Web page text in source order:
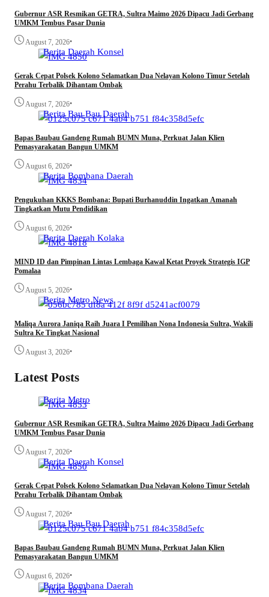
Gubernur ASR Resmikan GETRA, Sultra Maimo 2026 Dipacu Jadi Gerbang
UMKM Tembus Pasar Dunia
August 7, 2026•
Berita Daerah Konsel
Gerak Cepat Polsek Kolono Selamatkan Dua Nelayan Kolono Timur Setelah
Perahu Terbalik Dihantam Ombak
August 7, 2026•
BeritaBau BauDaerah
Bapas Baubau Gandeng Rumah BUMN Muna, Perkuat Jalan Klien
Pemasyarakatan Bangun UMKM
August 6, 2026•
Berita Bombana Daerah
Pengukuhan KKKS Bombana: Bupati Burhanuddin Ingatkan Amanah
Tingkatkan Mutu Pendidikan
August 6, 2026•
Berita Daerah Kolaka
MIND ID dan Pimpinan Lintas Lembaga Kawal Ketat Proyek Strategis IGP
Pomalaa
August 5, 2026•
Berita MetroNews
Maliqa Aurora Janiqa Raih Juara I Pemilihan Nona Indonesia Sultra, Wakili
Sultra Ke Tingkat Nasional
August 3, 2026•
Latest Posts
Berita Metro
Gubernur ASR Resmikan GETRA, Sultra Maimo 2026 Dipacu Jadi Gerbang
UMKM Tembus Pasar Dunia
August 7, 2026•
Berita Daerah Konsel
Gerak Cepat Polsek Kolono Selamatkan Dua Nelayan Kolono Timur Setelah
Perahu Terbalik Dihantam Ombak
August 7, 2026•
BeritaBau BauDaerah
Bapas Baubau Gandeng Rumah BUMN Muna, Perkuat Jalan Klien
Pemasyarakatan Bangun UMKM
August 6, 2026•
Berita Bombana Daerah